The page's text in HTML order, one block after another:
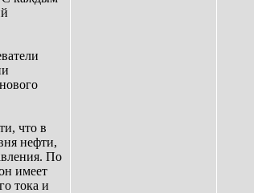
что в
нефти,
По
имеет
тока и